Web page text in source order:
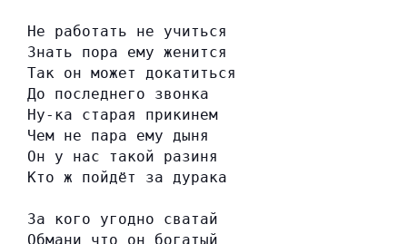
Не работать не учиться
Знать пора ему женится
Так он может докатиться
До последнего звонка
Ну-ка старая прикинем
Чем не пара ему дыня
Он у нас такой разиня
Кто ж пойдёт за дурака
За кого угодно сватай
Обмани что он богатый